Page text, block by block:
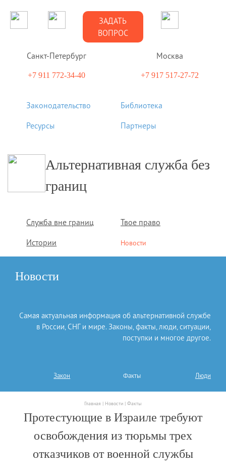
Законодательство
Библиотека
Ресурсы
Партнеры
Альтернативная служба без
границ
Служба вне границ
Твое право
Истории
Новости
ЗАДАТЬ
ВОПРОС
Санкт-Петербург
+7 911 772-34-40
Москва
+7 917 517-27-72
Новости
Самая актуальная информация об альтернативной службе
в России, СНГ и мире. Законы, факты, люди, ситуации,
поступки и многое другое.
Закон Факты Люди
Главная | Новости | Факты
Протестующие в Израиле требуют
освобождения из тюрьмы трех
отказчиков от военной службы